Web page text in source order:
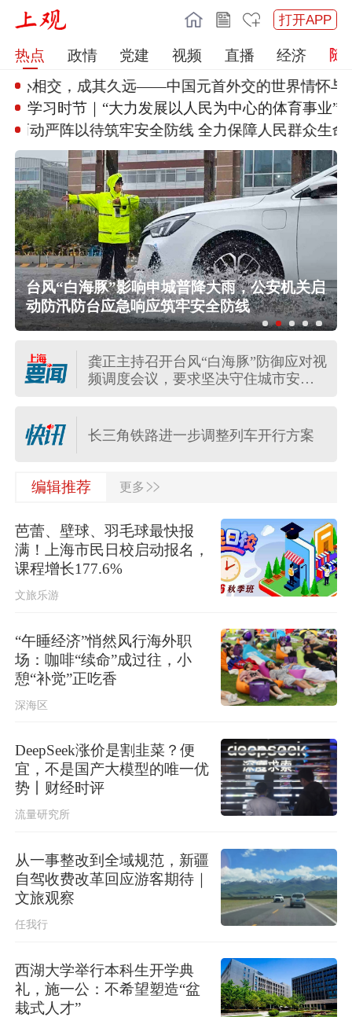
打开APP
热点 政情 党建 视频 直播
经济
相交，成其久远——中国元首外交的世界情怀与大
学习时节｜“大力发展以人民为中心的体育事业”
动严阵以待筑牢安全防线 全力保障人民群众生命财
台风“白海豚”影响申城普降大雨，公安机关启
动防汛防台应急响应筑牢安全防线
龚正主持召开台风“白海豚”防御应对视
频调度会议，要求坚决守住城市安全
台风“白海豚”将于今日傍晚前后在浙江
玉环到温岭一带登陆
台风“白海豚”已登陆
长三角铁路进一步调整列车开行方案
一无人机飞入保加利亚爆炸，型号为
7月份数据出炉，如何看待当前物价运
行态势？
俄驻日大使：日本推翻“无核三原则”将
台风“白海豚”将于今日傍晚前后在浙江
玉环到温岭一带登陆
编辑推荐 更多 >>
芭蕾、壁球、羽毛球最快报
满！上海市民日校启动报名，
课程增长177.6%
文旅乐游
“午睡经济”悄然风行海外职
场：咖啡“续命”成过往，小
憩“补觉”正吃香
深海区
DeepSeek涨价是割韭菜？便
宜，不是国产大模型的唯一优
势丨财经时评
流量研究所
从一事整改到全域规范，新疆
自驾收费改革回应游客期待｜
文旅观察
任我行
西湖大学举行本科生开学典
礼，施一公：不希望塑造“盆
栽式人才”